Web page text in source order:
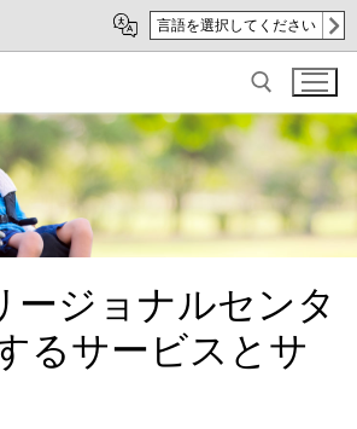
言語を選択してください
Search for:
ージョナルセンタ
るサービスとサ